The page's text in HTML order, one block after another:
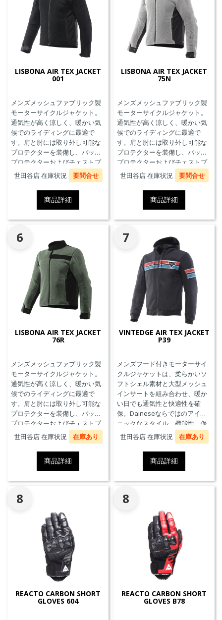
LISBONA AIR TEX JACKET
001
メンズメッシュファブリック製
モーターサイクルジャケット。
通気性が高く涼しく、暖かい気
候でのライディングに最適で
す。肩と肘には取り外し可能な
プロテクターを装備し、バック
プロテクターおよびチェストプ
ロテクターにも対応していま
す。
世田谷店 在庫状況 要問合せ
商品詳細
LISBONA AIR TEX JACKET
75N
メンズメッシュファブリック製
モーターサイクルジャケット。
通気性が高く涼しく、暖かい気
候でのライディングに最適で
す。肩と肘には取り外し可能な
プロテクターを装備し、バック
プロテクターおよびチェストプ
ロテクターにも対応していま
す。
世田谷店 在庫状況 要問合せ
商品詳細
6
LISBONA AIR TEX JACKET
76R
メンズメッシュファブリック製
モーターサイクルジャケット。
通気性が高く涼しく、暖かい気
候でのライディングに最適で
す。肩と肘には取り外し可能な
プロテクターを装備し、バック
プロテクターおよびチェストプ
ロテクターにも対応していま
す。
世田谷店 在庫状況 在庫あり
商品詳細
7
VINTEDGE AIR TEX JACKET
P39
メンズフード付きモーターサイ
クルジャケットは、柔らかいソ
フトシェル素材と大型メッシュ
インサートを組み合わせ、暖か
い日でも通気性と快適性を確
保。Daineseならではのアイコ
ニックなスタイル、機能性、保
護性能を兼ね備え、郊外でのツ
ーリングや都市での通勤に最適
世田谷店 在庫状況 在庫あり
商品詳細
8
REACTO CARBON SHORT
GLOVES 604
8
REACTO CARBON SHORT
GLOVES B78